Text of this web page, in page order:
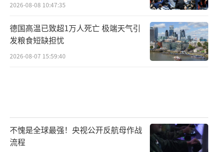
2026-08-08 10:47:35
德国高温已致超1万人死亡 极端天气引
发粮食短缺担忧
2026-08-07 15:59:40
不愧是全球最强！央视公开反航母作战
流程